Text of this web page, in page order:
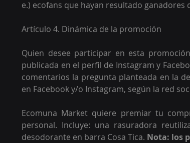
e.) ecofans que hayan resultado
Artículo 4. Dinámica de la promoción
Quien desee participar en esta
publicada en el perfil de Instagram y
comentarios la pregunta planteada en la
en Facebook y/o Instagram, según la red
Ecomuna Market quiere premiar tu
personal. Incluye: una rasuradora
desodorante en barra Cosa Tica. Nota: los